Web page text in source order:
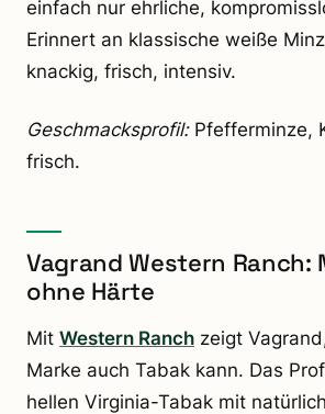
einfach nur ehrliche,
Erinnert an klassische weiße
knackig, frisch, intensiv.
Geschmacksprofil:Pfefferminze,
frisch.
Vagrand Western Ranch:
ohne Härte
Mit Western Ranch zeigt
Marke auch Tabak kann. Das
hellen Virginia-Tabak mit